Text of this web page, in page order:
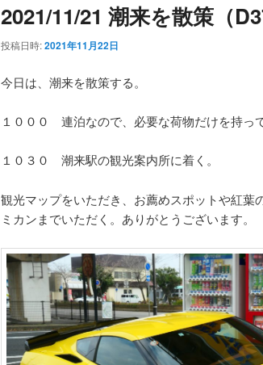
2021/11/21 潮来を散策（
投稿日時:2021年11月22日
今日は、潮来を散策する。
１０００ 連泊なので、必要な荷物だけを持っ
１０３０ 潮来駅の観光案内所に着く。
観光マップをいただき、お薦めスポットや紅葉
ミカンまでいただく。ありがとうございます。